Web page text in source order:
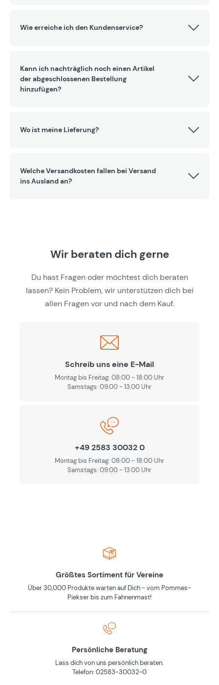
Wie erreiche ich den Kundenservice?
Kann ich nachträglich noch einen Artikel
der abgeschlossenen Bestellung
hinzufügen?
Wo ist meine Lieferung?
Welche Versandkosten fallen bei Versand
ins Ausland an?
Wir beraten dich gerne
Du hast Fragen oder möchtest dich beraten
lassen? Kein Problem, wir unterstützen dich bei
allen Fragen vor und nach dem Kauf.
Schreib uns eine E-Mail
Montag bis Freitag: 08:00 - 18:00 Uhr
Samstags: 09.00 - 13.00 Uhr
+49 2583 30032 0
Montag bis Freitag: 08:00 - 18:00 Uhr
Samstags: 09.00 - 13.00 Uhr
Größtes Sortiment für Vereine
Über 30,000 Produkte warten auf Dich - vom Pommes-
Piekser bis zum Fahnenmast!
Persönliche Beratung
Lass dich von uns persönlich beraten.
Telefon: 02583-30032-0